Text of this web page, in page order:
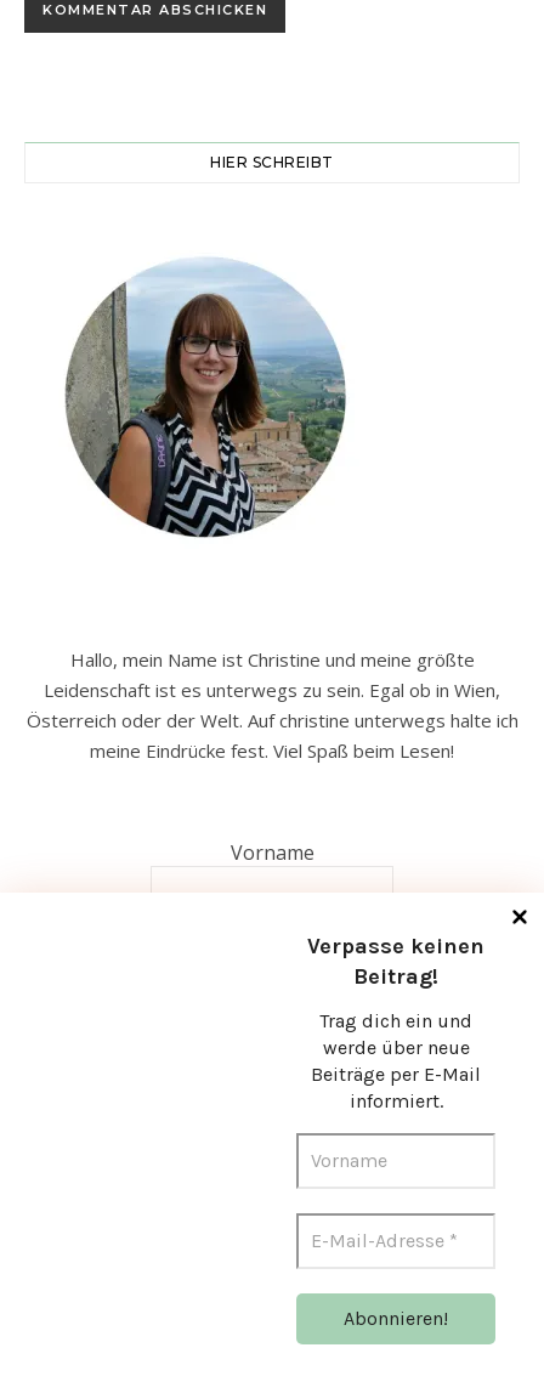
Verpasse keinen
Beitrag!
Trag dich ein und
werde über neue
Beiträge per E-Mail
informiert.
HIER SCHREIBT
Hallo, mein Name ist Christine und meine größte
Leidenschaft ist es unterwegs zu sein. Egal ob in Wien,
Österreich oder der Welt. Auf christine unterwegs halte ich
meine Eindrücke fest. Viel Spaß beim Lesen!
Vorname
*